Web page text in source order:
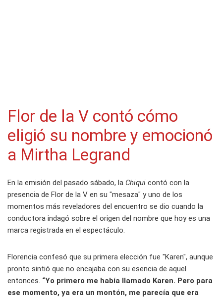
Flor de la V contó cómo
eligió su nombre y emocionó
a Mirtha Legrand
En la emisión del pasado sábado, la Chiqui contó con la
presencia de Flor de la V en su "mesaza" y uno de los
momentos más reveladores del encuentro se dio cuando la
conductora indagó sobre el origen del nombre que hoy es una
marca registrada en el espectáculo.
Florencia confesó que su primera elección fue "Karen", aunque
pronto sintió que no encajaba con su esencia de aquel
entonces. “Yo primero me había llamado Karen. Pero para
ese momento, ya era un montón, me parecía que era